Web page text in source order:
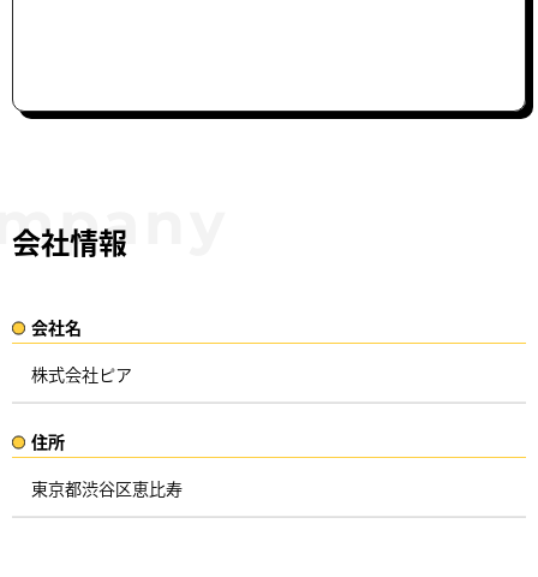
会社情報
会社名​
株式会社ピア​
住所​​
東京都渋谷区恵比寿 ​